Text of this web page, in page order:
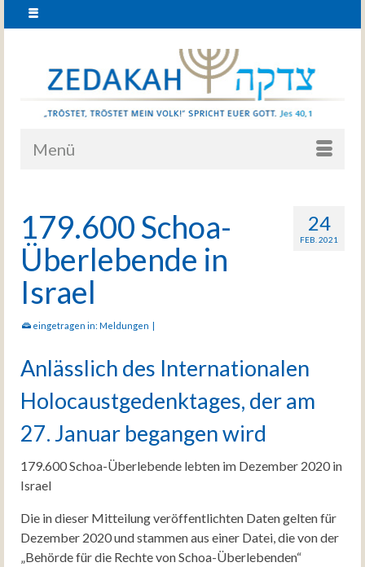
Menü
24
FEB. 2021
179.600 Schoa-
Überlebende in
Israel
eingetragen in: Meldungen |
Anlässlich des Internationalen
Holocaustgedenktages, der am
27. Januar begangen wird
179.600 Schoa-Überlebende lebten im Dezember 2020 in
Israel
Die in dieser Mitteilung veröffentlichten Daten gelten für
Dezember 2020 und stammen aus einer Datei, die von der
„Behörde für die Rechte von Schoa-Überlebenden“